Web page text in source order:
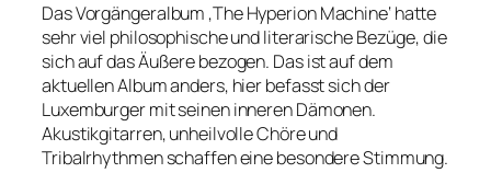
Das Vorgängeralbum ‚The Hyperion Machine‘ hatte
sehr viel philosophische und literarische Bezüge, die
sich auf das Äußere bezogen. Das ist auf dem
aktuellen Album anders, hier befasst sich der
Luxemburger mit seinen inneren Dämonen.
Akustikgitarren, unheilvolle Chöre und
Tribalrhythmen schaffen eine besondere Stimmung.